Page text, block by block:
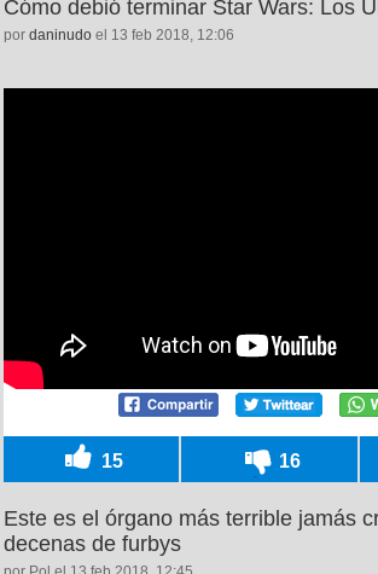
Cómo debió terminar Star Wars: Los
por daninudo el 13 feb 2018, 12:06
15 16
Este es el órgano más terrible jamás
decenas de furbys